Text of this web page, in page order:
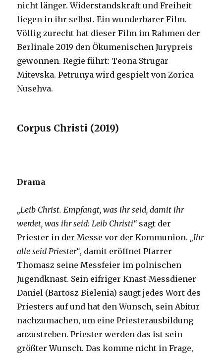
nicht länger. Widerstandskraft und Freiheit
liegen in ihr selbst. Ein wunderbarer Film.
Völlig zurecht hat dieser Film im Rahmen der
Berlinale 2019 den Ökumenischen Jurypreis
gewonnen. Regie führt: Teona Strugar
Mitevska. Petrunya wird gespielt von Zorica
Nusehva.
Corpus Christi (2019)
Drama
„Leib Christ.Empfangt, was ihr seid, damit ihr
werdet, was ihr seid: Leib Christi“sagt der
Priester in der Messe vor der Kommunion. „Ihr
alle seid Priester“, damit eröffnet Pfarrer
Thomasz seine Messfeier im polnischen
Jugendknast. Sein eifriger Knast-Messdiener
Daniel (Bartosz Bielenia) saugt jedes Wort des
Priesters auf und hat den Wunsch, sein Abitur
nachzumachen, um eine Priesterausbildung
anzustreben. Priester werden das ist sein
größter Wunsch. Das komme nicht in Frage,